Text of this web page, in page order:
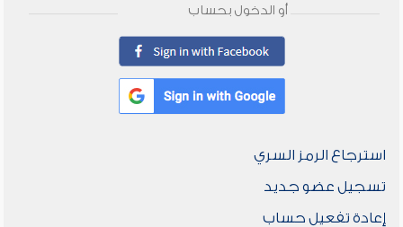
أو الدخول بحساب
استرجاع الرمز السري
تسجيل عضو جديد
إعادة تفعيل حساب